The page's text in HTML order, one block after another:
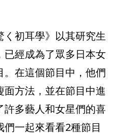
く初耳學》以其研究生
經成為了眾多日本女
在這個節目中，他們
方法，並在節目中進
多藝人和女星們的喜
一起來看看2種節目